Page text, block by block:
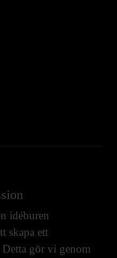
idéburen
skapa ett
gör vi genom